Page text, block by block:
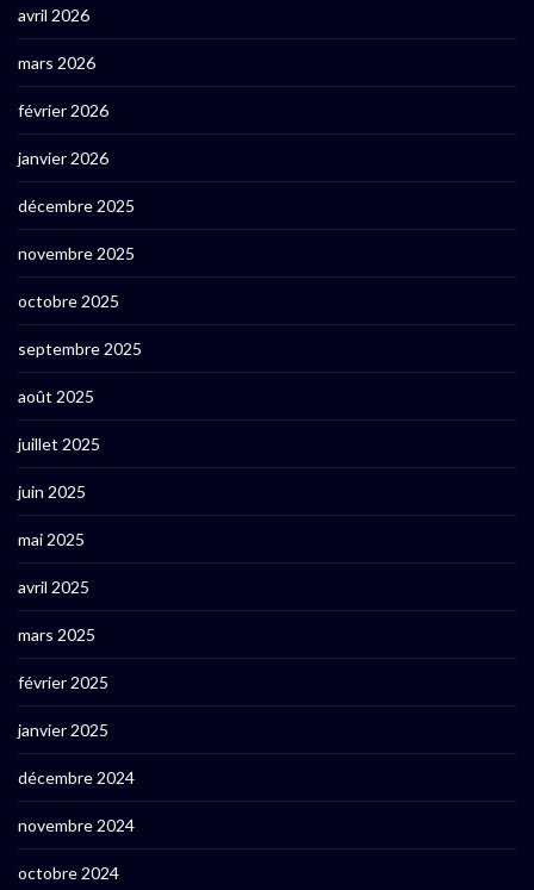
avril 2026
mars 2026
février 2026
janvier 2026
décembre 2025
novembre 2025
octobre 2025
septembre 2025
août 2025
juillet 2025
juin 2025
mai 2025
avril 2025
mars 2025
février 2025
janvier 2025
décembre 2024
novembre 2024
octobre 2024